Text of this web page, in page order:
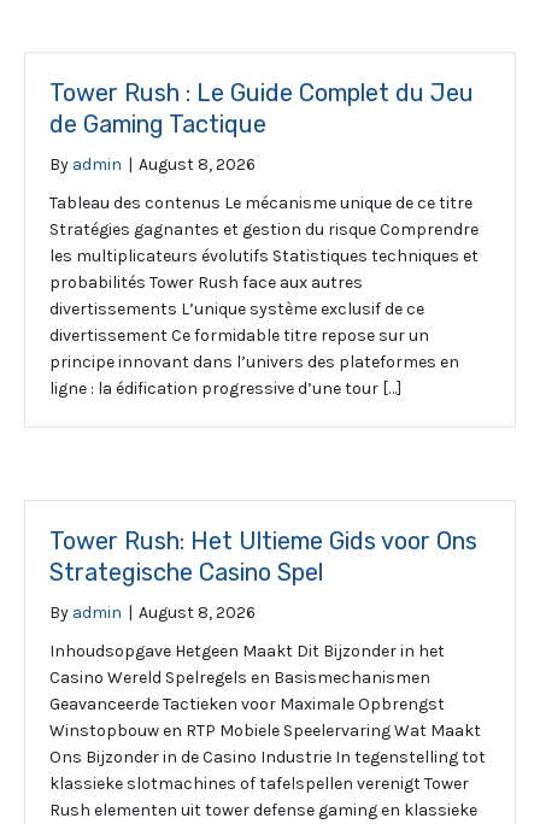
Tower Rush : Le Guide Complet du Jeu
de Gaming Tactique
By admin | August 8, 2026
Tableau des contenus Le mécanisme unique de ce titre
Stratégies gagnantes et gestion du risque Comprendre
les multiplicateurs évolutifs Statistiques techniques et
probabilités Tower Rush face aux autres
divertissements L’unique système exclusif de ce
divertissement Ce formidable titre repose sur un
principe innovant dans l’univers des plateformes en
ligne : la édification progressive d’une tour […]
Tower Rush: Het Ultieme Gids voor Ons
Strategische Casino Spel
By admin | August 8, 2026
Inhoudsopgave Hetgeen Maakt Dit Bijzonder in het
Casino Wereld Spelregels en Basismechanismen
Geavanceerde Tactieken voor Maximale Opbrengst
Winstopbouw en RTP Mobiele Speelervaring Wat Maakt
Ons Bijzonder in de Casino Industrie In tegenstelling tot
klassieke slotmachines of tafelspellen verenigt Tower
Rush elementen uit tower defense gaming en klassieke